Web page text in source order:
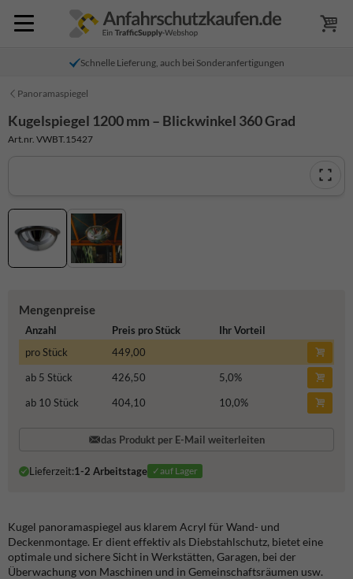
Schnelle Lieferung, auch bei Sonderanfertigungen
Panoramaspiegel
Kugelspiegel 1200 mm – Blickwinkel 360 Grad
Art.nr. VWBT.15427
Mengenpreise
Anzahl Preis pro Stück
Ihr Vorteil
pro Stück
449,00
ab 5 Stück
426,50 5,0%
ab 10 Stück
404,10 10,0%
das Produkt per E-Mail weiterleiten
Lieferzeit:1-2 Arbeitstage ✓auf Lager
Kugel panoramaspiegel aus klarem Acryl für Wand- und
Deckenmontage. Er dient effektiv als Diebstahlschutz, bietet eine
optimale und sichere Sicht in Werkstätten, Garagen, bei der
Überwachung von Maschinen und in Gemeinschaftsräumen usw.